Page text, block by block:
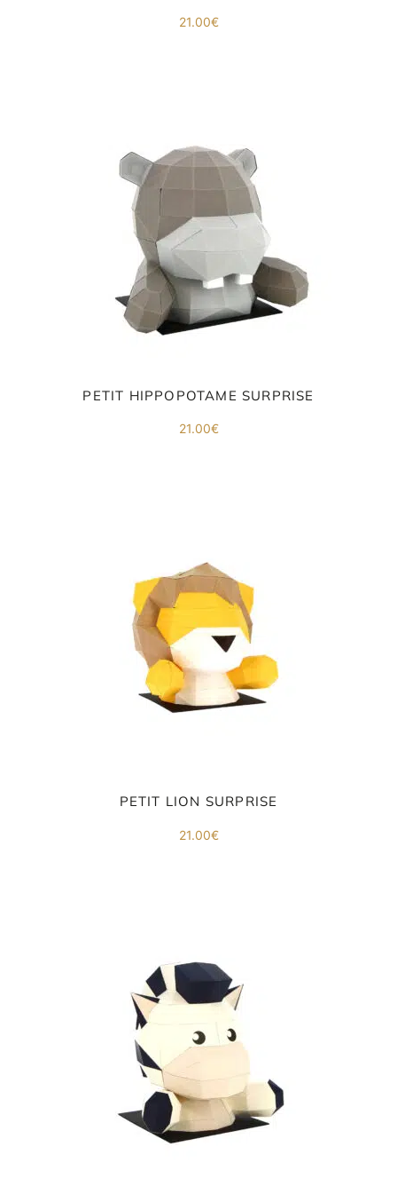
21.00€
PETIT HIPPOPOTAME SURPRISE
21.00€
PETIT LION SURPRISE
21.00€
OBJETS PERSONNALISÉS